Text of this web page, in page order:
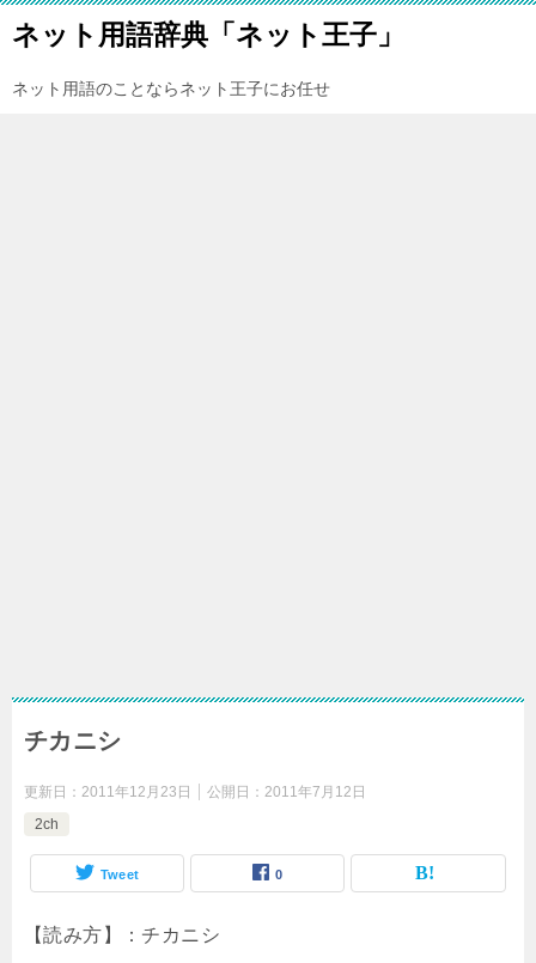
ネット用語辞典「ネット王子」
ネット用語のことならネット王子にお任せ
チカニシ
更新日： 2011年12月23日 公開日： 2011年7月12日
2ch
Tweet 0
【読み方】：チカニシ